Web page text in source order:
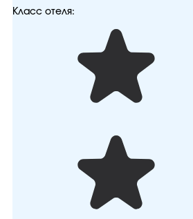
Класс отеля: